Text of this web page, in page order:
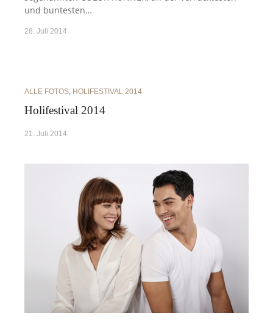
und buntesten…
28. Juli 2014
ALLE FOTOS HOLIFESTIVAL 2014
Holifestival 2014
21. Juli 2014